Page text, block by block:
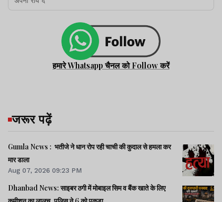
हमारे Whatsapp चैनल को Follow करें
जरूर पढ़ें
Gumla News : भतीजे ने धान रोप रही चाची की कुदाल से हमला कर
मार डाला
Aug 07, 2026 09:23 PM
Dhanbad News: साइबर ठगी में मोबाइल सिम व बैंक खाते के लिए